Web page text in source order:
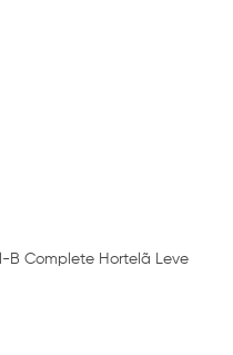
B Complete Hortelã Leve